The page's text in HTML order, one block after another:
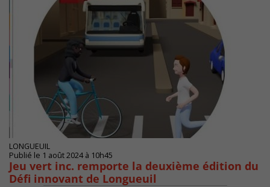
LONGUEUIL
Publié le 1 août 2024 à 10h45
Jeu vert inc. remporte la deuxième édition du
Défi innovant de Longueuil